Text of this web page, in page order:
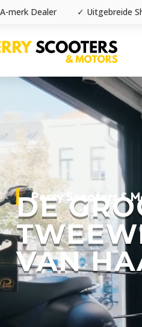
merk Dealer ✓ Uitgebreide
Perry Scooters &
DE
VAN